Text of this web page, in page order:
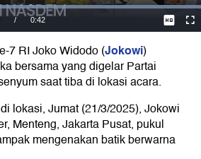
7 RI Joko Widodo (Jokowi)
bersama yang digelar Partai
saat tiba di lokasi acara.
di lokasi, Jumat (21/3/2025), Jokowi
Menteng, Jakarta Pusat, pukul
mengenakan batik berwarna